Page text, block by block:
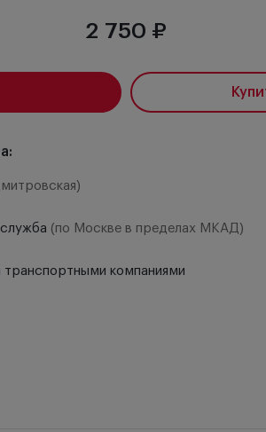
2 750 ₽
(по Москве в пределах МКАД)
компаниями